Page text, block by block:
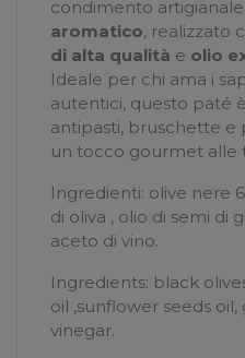
condimento
aromatico, realizzato
di alta qualità e olio
Ideale per chi ama i
autentici, questo paté
antipasti, bruschette e
un tocco gourmet alle
Ingredienti: olive nere
di oliva , olio di semi di
aceto di vino.
Ingredients: black
oil ,sunflower seeds oil,
vinegar.